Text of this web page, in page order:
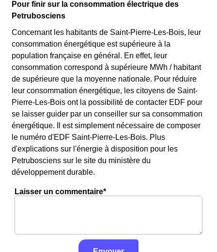
Pour finir sur la consommation électrique des
Petrubosciens
Concernant les habitants de Saint-Pierre-Les-Bois, leur
consommation énergétique est supérieure à la
population française en général. En effet, leur
consommation correspond à supérieure MWh / habitant
de supérieure que la moyenne nationale. Pour réduire
leur consommation énergétique, les citoyens de Saint-
Pierre-Les-Bois ont la possibilité de contacter EDF pour
se laisser guider par un conseiller sur sa consommation
énergétique. Il est simplement nécessaire de composer
le numéro d'EDF Saint-Pierre-Les-Bois. Plus
d'explications sur l'énergie à disposition pour les
Petrubosciens sur le site du ministère du
développement durable.
Laisser un commentaire*